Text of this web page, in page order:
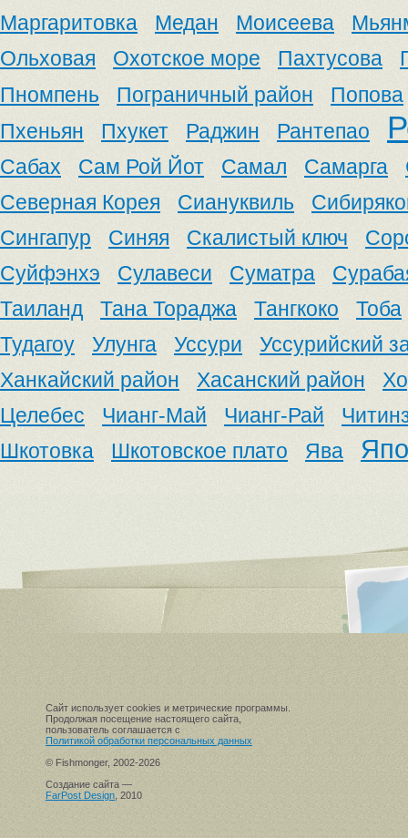
Маргаритовка
Медан Моисеева
Ольховая
Охотское море Пахтусова
Пномпень
Пограничный район
Попова
Пхеньян
Пхукет Раджин Рантепао
Сабах Сам Рой Йот Самал Самарга
Северная Корея
Сиануквиль
Сингапур
Синяя Скалистый ключ
Суйфэнхэ
Сулавеси Суматра
Таиланд
Тана Тораджа Тангкоко
Тоба
Тудагоу
Улунга Уссури
Уссурийский
Ханкайский район
Хасанский район
Целебес
Чианг-Май Чианг-Рай
Шкотовка
Шкотовское плато Ява
Сайт использует cookies и метрические программы.
Продолжая посещение настоящего сайта,
пользователь соглашается с
Политикой обработки персональных данных
© Fishmonger, 2002-2026
Создание сайта —
FarPost Design , 2010